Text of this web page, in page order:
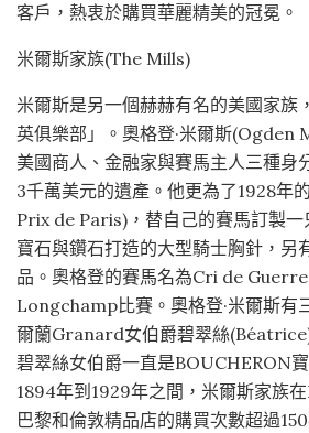
客戶，熱衷於購買華麗精美的冠冕。
米爾斯家族(The Mills)
米爾斯是另一個赫赫有名的美國家族
英俱樂部」。奧格登·米爾斯(Ogden
美國商人、金融家與賽馬主人三種身
3千萬美元的遺產。他更為了1928年
Prix de Paris)，替自己的賽馬訂製
寶石與鑽石打造的大型騎士胸針，另
品。奧格登的賽馬名為Cri de
Longchamp比賽。奧格登·米爾斯有
爾蘭Granard女伯爵碧翠絲
碧翠絲女伯爵一直是BOUCHERON
1894年到1929年之間，米爾斯家族
巴黎和倫敦精品店的購買次數超過